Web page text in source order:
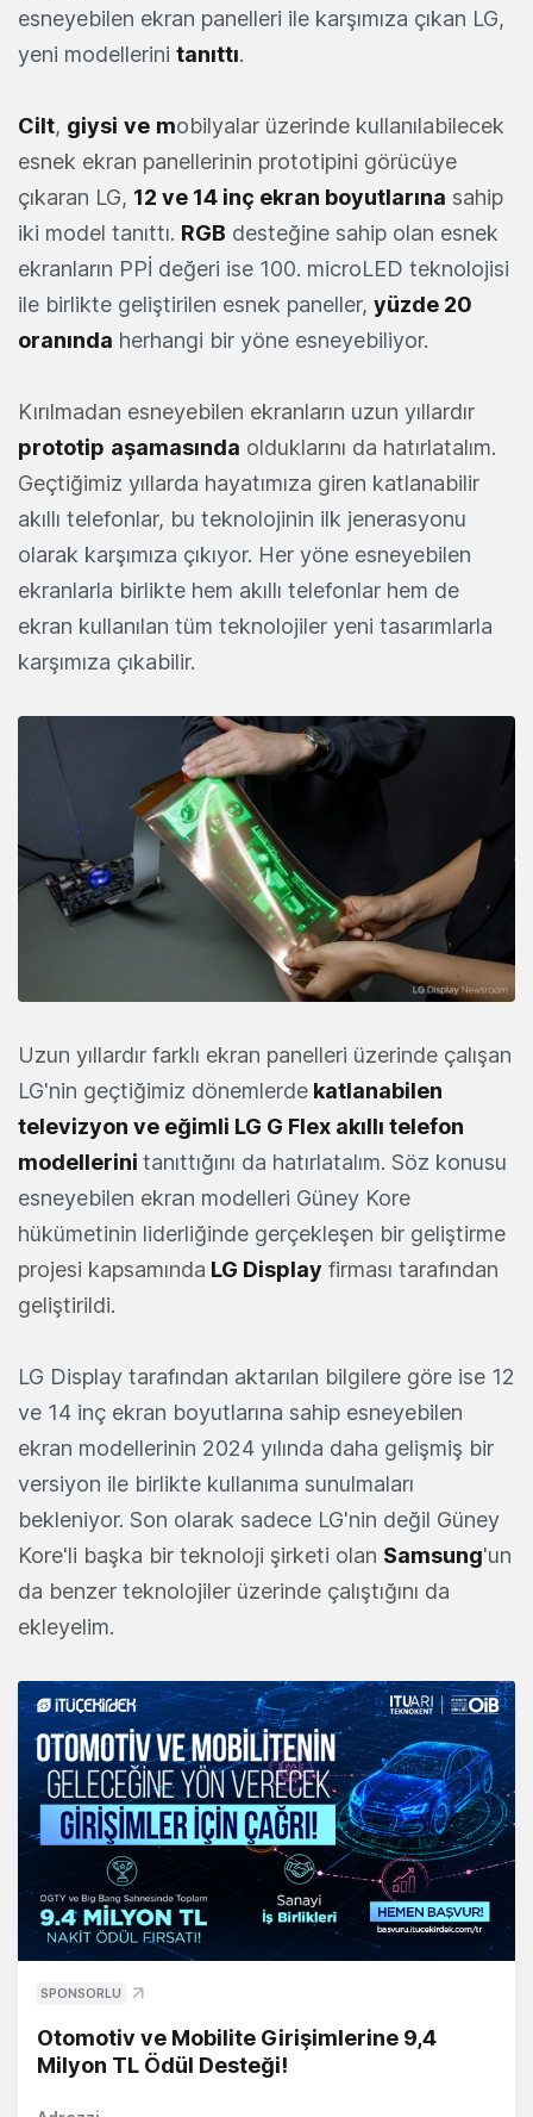
esneyebilen ekran panelleri ile karşımıza çıkan LG,
yeni modellerini tanıttı.
Cilt, giysi ve mobilyalar üzerinde kullanılabilecek
esnek ekran panellerinin prototipini görücüye
çıkaran LG, 12 ve 14 inç ekran boyutlarına sahip
iki model tanıttı. RGB desteğine sahip olan esnek
ekranların PPİ değeri ise 100. microLED teknolojisi
ile birlikte geliştirilen esnek paneller, yüzde 20
oranında herhangi bir yöne esneyebiliyor.
Kırılmadan esneyebilen ekranların uzun yıllardır
prototip aşamasında olduklarını da hatırlatalım.
Geçtiğimiz yıllarda hayatımıza giren katlanabilir
akıllı telefonlar, bu teknolojinin ilk jenerasyonu
olarak karşımıza çıkıyor. Her yöne esneyebilen
ekranlarla birlikte hem akıllı telefonlar hem de
ekran kullanılan tüm teknolojiler yeni tasarımlarla
karşımıza çıkabilir.
Uzun yıllardır farklı ekran panelleri üzerinde çalışan
LG'nin geçtiğimiz dönemlerde katlanabilen
televizyon ve eğimli LG G Flex akıllı telefon
modellerini tanıttığını da hatırlatalım. Söz konusu
esneyebilen ekran modelleri Güney Kore
hükümetinin liderliğinde gerçekleşen bir geliştirme
projesi kapsamında LG Display firması tarafından
geliştirildi.
LG Display tarafından aktarılan bilgilere göre ise 12
ve 14 inç ekran boyutlarına sahip esneyebilen
ekran modellerinin 2024 yılında daha gelişmiş bir
versiyon ile birlikte kullanıma sunulmaları
bekleniyor. Son olarak sadece LG'nin değil Güney
Kore'li başka bir teknoloji şirketi olan Samsung'un
da benzer teknolojiler üzerinde çalıştığını da
ekleyelim.
SPONSORLU
Otomotiv ve Mobilite Girişimlerine 9,4
Milyon TL Ödül Desteği!